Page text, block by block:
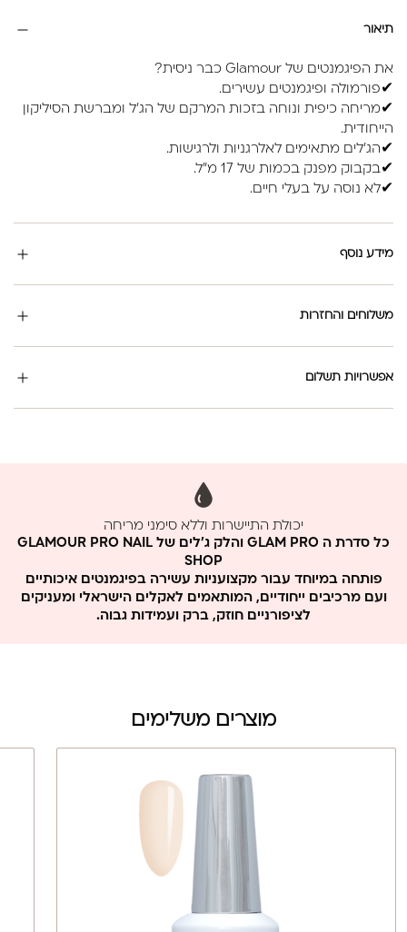
תיאור
את הפיגמנטים של Glamour כבר ניסית?
✔פורמולה ופיגמנטים עשירים.
✔מריחה כיפית ונוחה בזכות המרקם של הג'ל ומברשת הסיליקון
הייחודית.
✔הג'לים מתאימים לאלרגניות ולרגישות.
✔בקבוק מפנק בכמות של 17 מ"ל.
✔לא נוסה על בעלי חיים.
מידע נוסף
משלוחים והחזרות
אפשרויות תשלום
יכולת התיישרות וללא סימני מריחה
כל סדרת ה GLAM PRO והלק ג'לים של GLAMOUR PRO NAIL
SHOP
פותחה במיוחד עבור מקצועניות עשירה בפיגמנטים איכותיים
ועם מרכיבים ייחודיים, המותאמים לאקלים הישראלי ומעניקים
לציפורניים חוזק, ברק ועמידות גבוה.
מוצרים משלימים